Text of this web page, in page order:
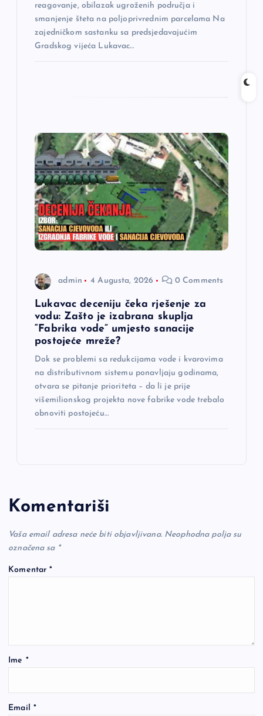
reagovanje, obilazak ugroženih područja i
smanjenje šteta na poljoprivrednim parcelama Na
zajedničkom sastanku sa predsjedavajućim
Gradskog vijeća Lukavac…
admin 4 Augusta, 2026 0 Comments
Lukavac deceniju čeka rješenje za
vodu: Zašto je izabrana skuplja
“Fabrika vode” umjesto sanacije
postojeće mreže?
Dok se problemi sa redukcijama vode i kvarovima
na distributivnom sistemu ponavljaju godinama,
otvara se pitanje prioriteta – da li je prije
višemilionskog projekta nove fabrike vode trebalo
obnoviti postojeću…
Komentariši
Vaša email adresa neće biti objavljivana. Neophodna polja su
označena sa *
Komentar*
Ime *
Email *